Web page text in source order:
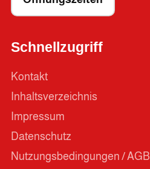
Schnellzugriff
Kontakt
Inhaltsverzeichnis
Impressum
Datenschutz
Nutzungsbedingungen / AGB